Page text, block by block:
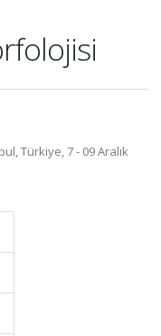
Türkiye, 7 - 09 Aralık